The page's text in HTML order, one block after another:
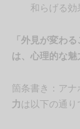
和らげる効
「外見が変わ
は、心理的な魅
箇条書き：アナ
力は以下の通り